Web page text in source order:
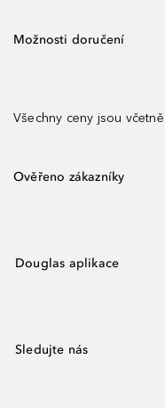
Možnosti doručení
Všechny ceny jsou včetně
Ověřeno zákazníky
Douglas aplikace
Sledujte nás